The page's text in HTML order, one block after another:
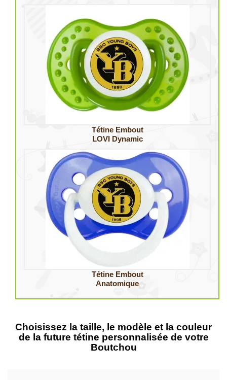
Tétine Embout
LOVI Dynamic
Tétine Embout
Anatomique
Choisissez la taille, le modèle et la couleur
de la future tétine personnalisée de votre
Boutchou